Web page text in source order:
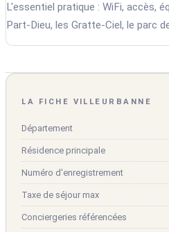
L'essentiel pratique : WiFi, accès,
Part-Dieu, les Gratte-Ciel, le parc
LA FICHE VILLEURBANNE
Département
Résidence principale
Numéro d'enregistrement
Taxe de séjour max
Conciergeries référencées